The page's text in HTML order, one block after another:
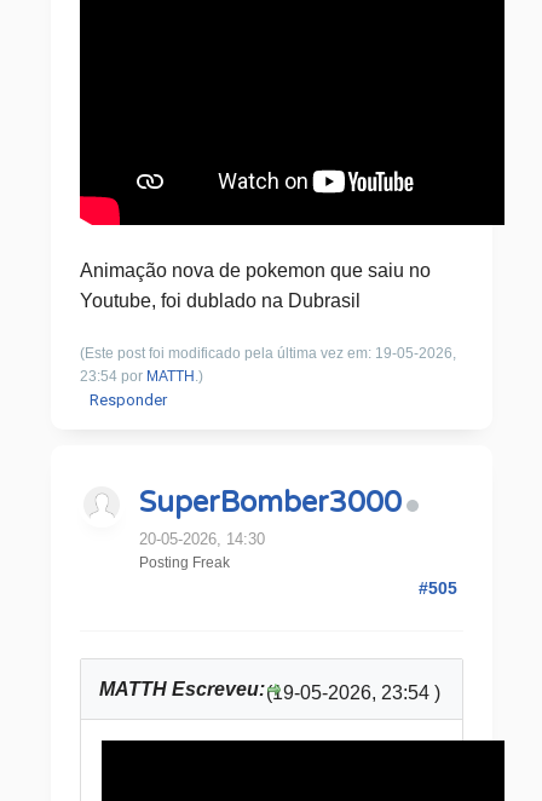
Animação nova de pokemon que saiu no
Youtube, foi dublado na Dubrasil
(Este post foi modificado pela última vez em: 19-05-2026,
23:54 por MATTH .)
Responder
SuperBomber3000
20-05-2026, 14:30
Posting Freak
#505
(19-05-2026, 23:54 )
MATTH Escreveu: